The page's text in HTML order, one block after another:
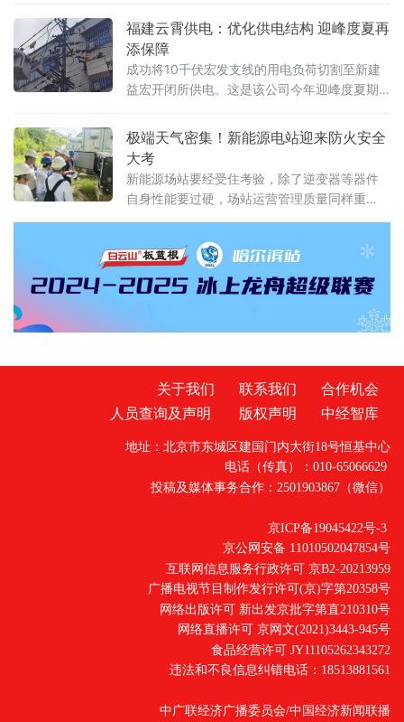
变化——智能体不再只是论坛上的概念争论，
而成为贯穿整个展会的核心命题。从智能体耳
机到智能体眼镜，从智能体手机到具身智能机
器人．．．．．．智能体正以各种形态，借着
WAIC 的“东风”，从云端走进物理世界。
福建云霄供电：优化供电结构 迎峰度夏再
添保障
成功将10千伏宏发支线的用电负荷切割至新建
益宏开闭所供电。这是该公司今年迎峰度夏期
键举措，也为辖区群众清凉度夏再添一道坚实
保障。10千伏宏发支线承载着12个配变台区的
供电任务，涉及多个居民小区和沿街商铺。此
前，该支线与10千伏旭阳支线
极端天气密集！新能源电站迎来防火安全
大考
新能源场站要经受住考验，除了逆变器等器件
自身性能要过硬，场站运营管理质量同样重
是电站业主的硬功夫，也成了部分系统厂商延
伸服务半径，兑现长期主义价值的新阵地。
关于我们 联系我们
合作机会
人员查询及声明
版权声明 中经智库
地址：北京市东城区建国门内大街18号恒基中心
电话（传真）：010-65066629
投稿及媒体事务合作：2501903867（微信）
京ICP备19045422号-3
京公网安备 11010502047854号
互联网信息服务行政许可 京B2-20213959
广播电视节目制作发行许可(京)字第20358号
网络出版许可 新出发京批字第直210310号
网络直播许可 京网文(2021)3443-945号
食品经营许可 JY11105262343272
违法和不良信息纠错电话：18513881561
中广联经济广播委员会/中国经济新闻联播